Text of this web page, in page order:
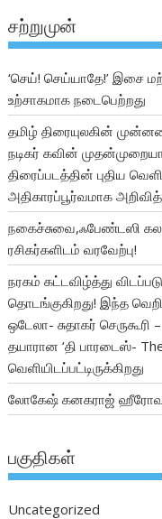
சற்றுமுன்
‘செய்! செய்யாதே!’ இசை
உற்சாகமாக நடைபெற்றது
தமிழ் திரையுலகின்
நடிகர் கவின்
திரைப்படத்தின் புதிய
அதிகாரப்பூர்வமாக
நகைச்சுவை,ஃபேண்டஸி
ரசிகர்களிடம் வரவேற்பு!
நரகம் கட்டவிழ்த்து
தொடங்குகிறது! இந்த
ஒடேலா- சுதாகர்
தயாரான ‘தி பாரடைஸ்-
வெளியிடப்பட்டிருக்கிறது
லோகேஷ் கனகராஜ்
பகுதிகள்
Uncategorized